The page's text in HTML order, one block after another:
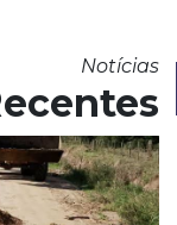
Notícias